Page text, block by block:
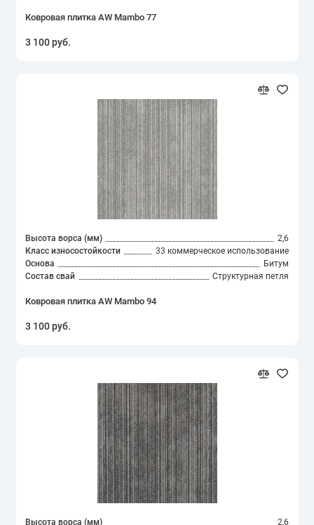
Ковровая плитка AW Mambo 77
3 100 руб.
Высота ворса (мм)
2,6
Класс износостойкости
33 коммерческое использование
Основа
Битум
Состав свай
Структурная петля
Ковровая плитка AW Mambo 94
3 100 руб.
Высота ворса (мм)
2,6